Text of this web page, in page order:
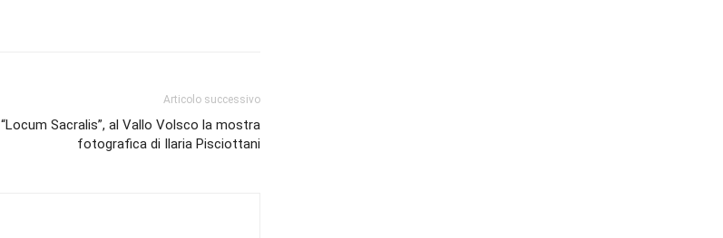
Articolo successivo
“Locum Sacralis”, al Vallo Volsco la mostra
fotografica di Ilaria Pisciottani